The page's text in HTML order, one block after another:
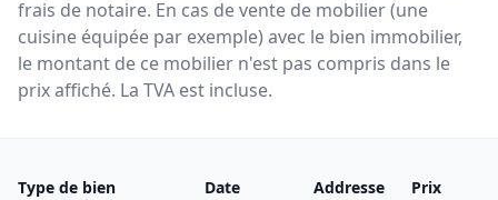
frais de notaire. En cas de vente de mobilier (une
cuisine équipée par exemple) avec le bien immobilier,
le montant de ce mobilier n'est pas compris dans le
prix affiché. La TVA est incluse.
Type de bien Date Addresse Prix